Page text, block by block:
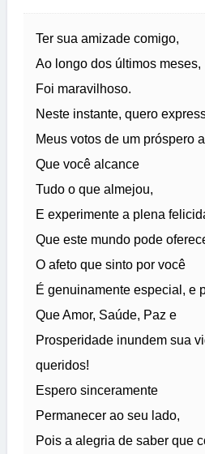
Ter sua amizade comigo,
Ao longo dos últimos meses,
Foi maravilhoso.
Neste instante, quero
Meus votos de um próspero
Que você alcance
Tudo o que almejou,
E experimente a plena
Que este mundo pode
O afeto que sinto por você
É genuinamente especial, e
Que Amor, Saúde, Paz e
Prosperidade inundem sua
queridos!
Espero sinceramente
Permanecer ao seu lado,
Pois a alegria de saber que